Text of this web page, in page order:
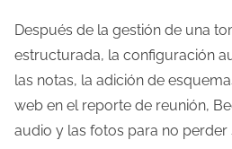
l
e
c
t
u
Después de la gestión de una
estructurada, la configuración
las notas, la adición de
web en el reporte de reunión,
audio y las fotos para no perder